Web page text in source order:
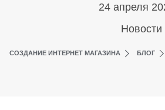
24 апреля
Новости
СОЗДАНИЕ ИНТЕРНЕТ МАГАЗИНА БЛОГ